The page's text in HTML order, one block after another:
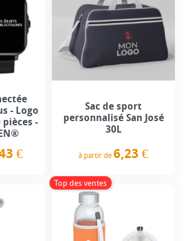
- Logo
-
€
Sac de sport
personnalisé San José
30L
à partir de 6,23 €
Top des ventes